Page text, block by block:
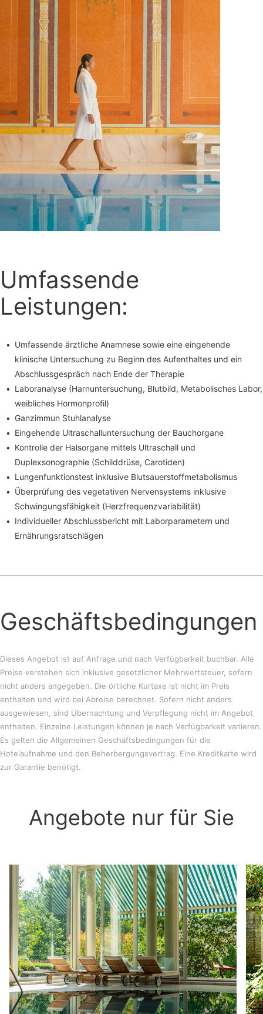
Umfassende
Leistungen:
Umfassende ärztliche Anamnese sowie eine eingehende
klinische Untersuchung zu Beginn des Aufenthaltes und ein
Abschlussgespräch nach Ende der Therapie
Laboranalyse (Harnuntersuchung, Blutbild, Metabolisches Labor,
weibliches Hormonprofil)
Ganzimmun Stuhlanalyse
Eingehende Ultraschalluntersuchung der Bauchorgane
Kontrolle der Halsorgane mittels Ultraschall und
Duplexsonographie (Schilddrüse, Carotiden)
Lungenfunktionstest inklusive Blutsauerstoffmetabolismus
Überprüfung des vegetativen Nervensystems inklusive
Schwingungsfähigkeit (Herzfrequenzvariabilität)
Individueller Abschlussbericht mit Laborparametern und
Ernährungsratschlägen
Geschäftsbedingungen
Dieses Angebot ist auf Anfrage und nach Verfügbarkeit buchbar. Alle
Preise verstehen sich inklusive gesetzlicher Mehrwertsteuer, sofern
nicht anders angegeben. Die örtliche Kurtaxe ist nicht im Preis
enthalten und wird bei Abreise berechnet. Sofern nicht anders
ausgewiesen, sind Übernachtung und Verpflegung nicht im Angebot
enthalten. Einzelne Leistungen können je nach Verfügbarkeit variieren.
Es gelten die Allgemeinen Geschäftsbedingungen für die
Hotelaufnahme und den Beherbergungsvertrag. Eine Kreditkarte wird
zur Garantie benötigt.
Angebote nur für Sie